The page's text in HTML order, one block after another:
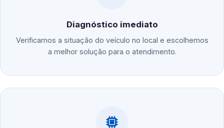
Diagnóstico imediato
Verificamos a situação do veículo no local e escolhemos
a melhor solução para o atendimento.